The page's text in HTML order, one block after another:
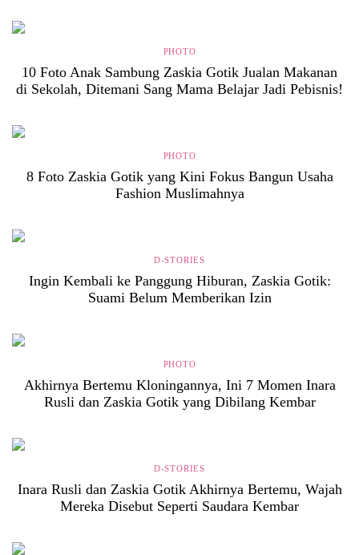
PHOTO
10 Foto Anak Sambung Zaskia Gotik Jualan Makanan
di Sekolah, Ditemani Sang Mama Belajar Jadi Pebisnis!
PHOTO
8 Foto Zaskia Gotik yang Kini Fokus Bangun Usaha
Fashion Muslimahnya
D-STORIES
Ingin Kembali ke Panggung Hiburan, Zaskia Gotik:
Suami Belum Memberikan Izin
PHOTO
Akhirnya Bertemu Kloningannya, Ini 7 Momen Inara
Rusli dan Zaskia Gotik yang Dibilang Kembar
D-STORIES
Inara Rusli dan Zaskia Gotik Akhirnya Bertemu, Wajah
Mereka Disebut Seperti Saudara Kembar